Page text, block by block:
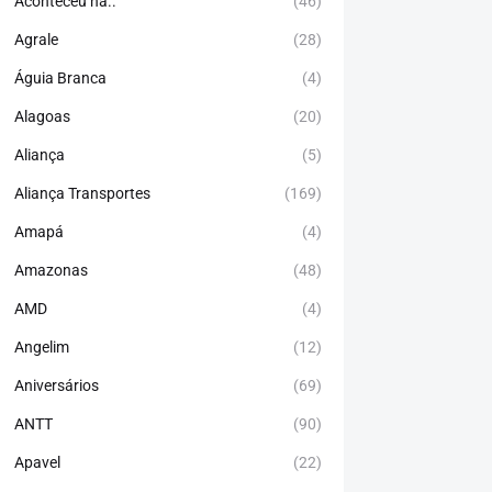
Agrale (28)
Águia Branca (4)
Alagoas (20)
Aliança (5)
Aliança Transportes (169)
Amapá (4)
Amazonas (48)
AMD (4)
Angelim (12)
Aniversários (69)
ANTT (90)
Apavel (22)